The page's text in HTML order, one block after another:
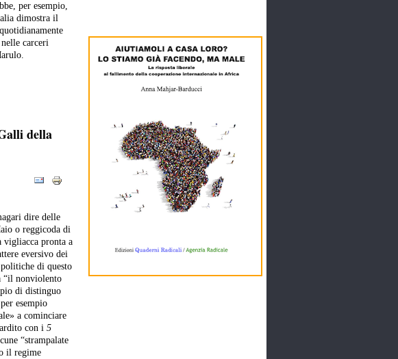
per esempio,
dimostra il
carceri
della
dire delle
o reggicoda di
vigliacca pronta a
eversivo dei
di questo
“il nonviolento
di distinguo
esempio
a cominciare
con i 5
“strampalate
il regime